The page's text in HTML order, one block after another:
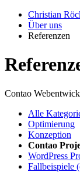
Christian
Über uns
Referenzen
Contao
Alle
Optimierung
Konzeption
Contao
WordPress
Fallbeispiele